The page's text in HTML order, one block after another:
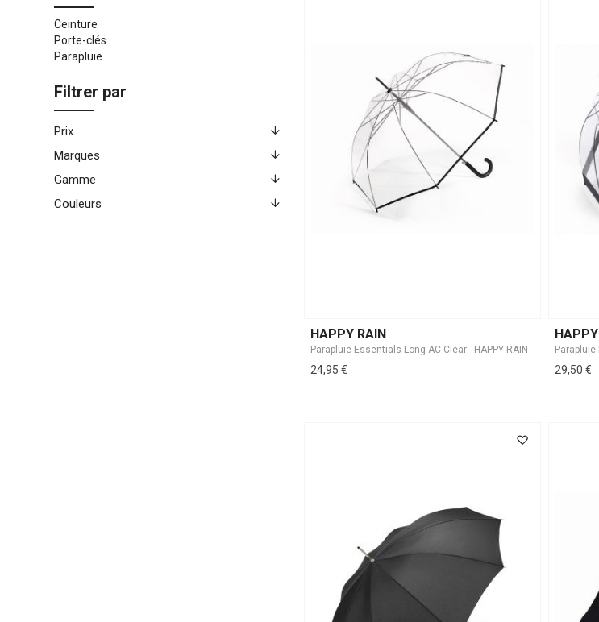
HAPPY RAIN
24,95 € 29,50 €
Ceinture
Porte-clés
Parapluie
Filtrer par
Prix
Marques
Gamme
Couleurs